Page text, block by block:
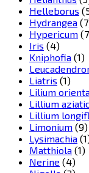
Helleborus
Hydrangea
Hypericum
Iris (4)
Kniphofia (1)
Liatris (1)
Lilium
Lillium aziatic
Lillium
Limonium (9)
Lysimachia
Matthiola (1)
Nerine (4)